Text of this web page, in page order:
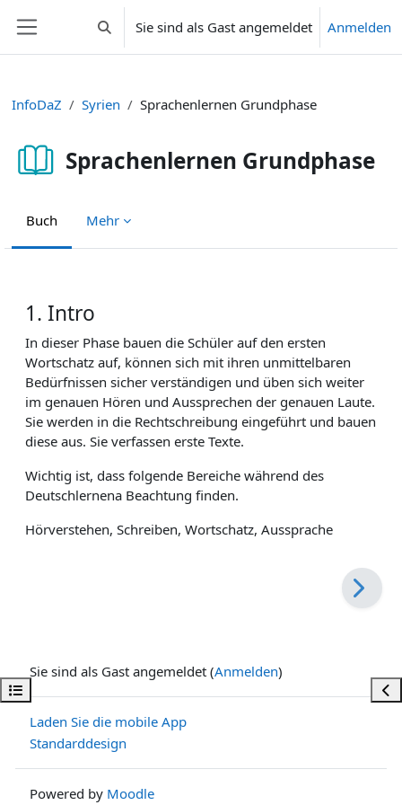
Website-ÜbersichtSucheingabe umschalten
Sie sind als Gast angemeldet Anmelden
Kursindex öffnen
InfoDaZ Syrien Sprachenlernen Grundphase
Sprachenlernen Grundphase
Buch Mehr
1. Intro
In dieser Phase bauen die Schüler auf den ersten
Wortschatz auf, können sich mit ihren unmittelbaren
Bedürfnissen sicher verständigen und üben sich weiter
im genauen Hören und Aussprechen der genauen Laute.
Sie werden in die Rechtschreibung eingeführt und bauen
diese aus. Sie verfassen erste Texte.
Wichtig ist, dass folgende Bereiche während des
Deutschlernena Beachtung finden.
Hörverstehen, Schreiben, Wortschatz, Aussprache
Sie sind als Gast angemeldet (Anmelden)
Laden Sie die mobile App
Standarddesign
Powered by Moodle